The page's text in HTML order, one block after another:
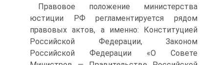
Правовое положение министерства
юстиции РФ регламентируется рядом
правовых актов, а именно: Конституцией
Российской Федерации, Законом
Российской Федерации «О Совете